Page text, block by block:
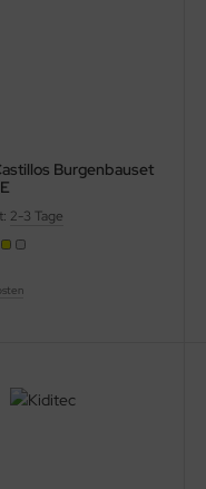
Burgenbauset
2-3 Tage